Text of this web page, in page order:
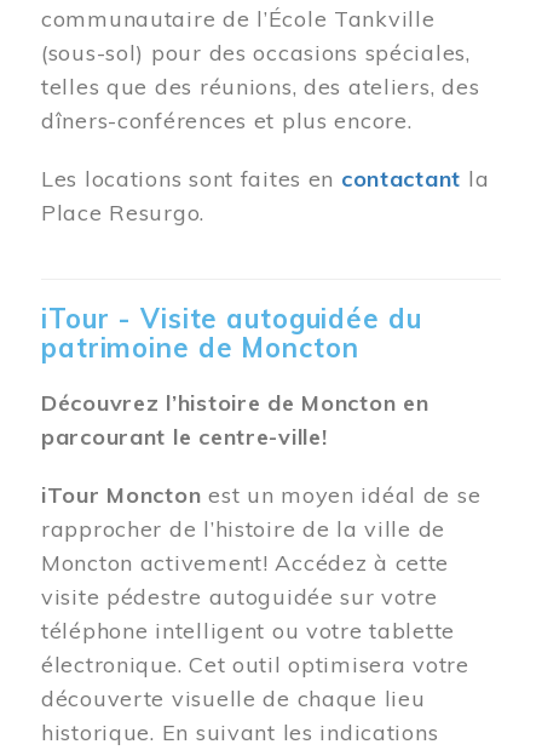
communautaire de l’École Tankville
(sous-sol) pour des occasions spéciales,
telles que des réunions, des ateliers, des
dîners-conférences et plus encore.
Les locations sont faites en contactant la
Place Resurgo.
iTour - Visite autoguidée du
patrimoine de Moncton
Découvrez l’histoire de Moncton en
parcourant le centre-ville!
iTour Moncton est un moyen idéal de se
rapprocher de l’histoire de la ville de
Moncton activement! Accédez à cette
visite pédestre autoguidée sur votre
téléphone intelligent ou votre tablette
électronique. Cet outil optimisera votre
découverte visuelle de chaque lieu
historique. En suivant les indications